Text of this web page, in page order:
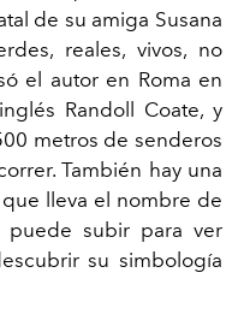
de su amiga Susana
reales, vivos, no
el autor en Roma en
Randoll Coate, y
metros de senderos
También hay una
lleva el nombre de
puede subir para ver
su simbología